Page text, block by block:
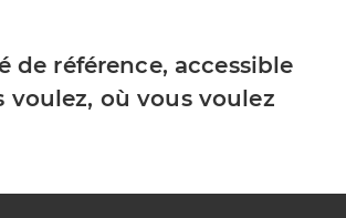
de référence, accessible
voulez, où vous voulez